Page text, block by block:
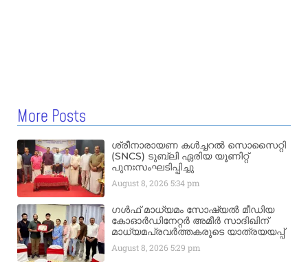
More Posts
ശ്രീനാരായണ കൾച്ചറൽ സൊസൈറ്റി
(SNCS) ടുബ്ലി ഏരിയ യൂണിറ്റ്
പുനഃസംഘടിപ്പിച്ചു
August 8, 20265:34 pm
ഗൾഫ് മാധ്യമം സോഷ്യൽ മീഡിയ
കോഓർഡിനേറ്റർ അമീർ സാദിഖിന്
മാധ്യമപ്രവർത്തകരുടെ യാത്രയയപ്പ്
August 8, 20265:29 pm